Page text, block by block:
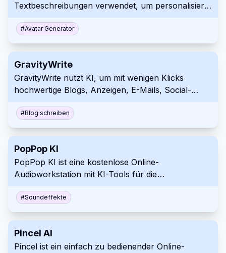
Textbeschreibungen verwendet, um personalisierte
#Avatar Generator
GravityWrite
GravityWrite nutzt KI, um mit wenigen Klicks
hochwertige Blogs, Anzeigen, E-Mails, Social-
#Blog schreiben
PopPop KI
PopPop KI ist eine kostenlose Online-
Audioworkstation mit KI-Tools für die
Song-Cover-Erstellung und Gesangsentfernung.
#Soundeffekte
Pincel AI
Pincel ist ein einfach zu bedienender Online-